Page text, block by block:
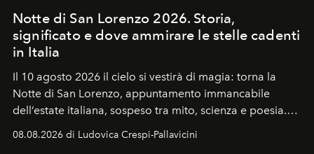
Notte di San Lorenzo 2026. Storia,
significato e dove ammirare le stelle cadenti
in Italia
Il 10 agosto 2026 il cielo si vestirà di magia: torna la
Notte di San Lorenzo, appuntamento immancabile
dell’estate italiana, sospeso tra mito, scienza e poesia.
celeste per seguire il passaggio delle
08.08.2026 di Ludovica Crespi-Pallavicini